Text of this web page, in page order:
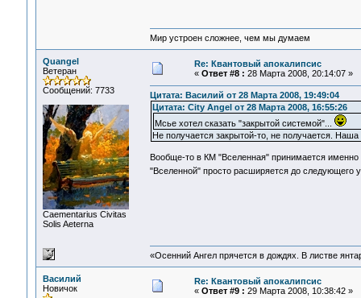
Мир устроен сложнее, чем мы думаем
Quangel
Ветеран
Сообщений: 7733
Сaementarius Civitas
Solis Aeterna
Re: Квантовый апокалипсис
« Ответ #8 : 28 Марта 2008, 20:14:07 »
Цитата: Василий от 28 Марта 2008, 19:49:04
Цитата: City Angel от 28 Марта 2008, 16:55:26
Мсье хотел сказать "закрытой системой"...
Не получается закрытой-то, не получается.
Вообще-то в КМ "Вселенная" принимается именно
"Вселенной" просто расширяется до следующего
«Осенний Ангел прячется в дождях. В листве
Василий
Новичок
Re: Квантовый апокалипсис
« Ответ #9 : 29 Марта 2008, 10:38:42 »